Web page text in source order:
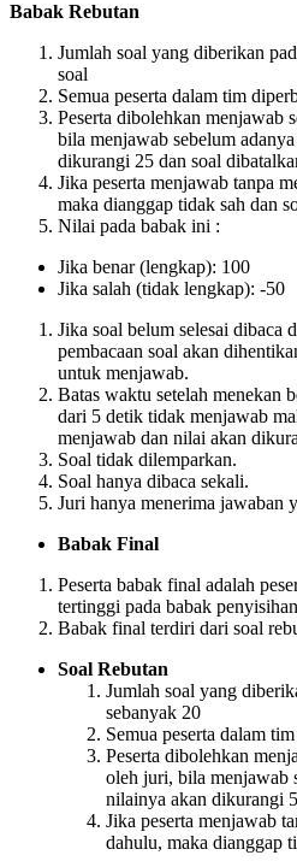
Babak Rebutan
Jumlah soal yang diberikan
soal
Semua peserta dalam tim
Peserta dibolehkan menjawab
bila menjawab sebelum
dikurangi 25 dan soal
Jika peserta menjawab tanpa
maka dianggap tidak sah dan
Nilai pada babak ini :
Jika benar (lengkap): 100
Jika salah (tidak lengkap): -50
Jika soal belum selesai dibaca
pembacaan soal akan
untuk menjawab.
Batas waktu setelah menekan
dari 5 detik tidak menjawab
menjawab dan nilai akan
Soal tidak dilemparkan.
Soal hanya dibaca sekali.
Juri hanya menerima jawaban
Babak Final
Peserta babak final adalah
tertinggi pada babak
Babak final terdiri dari soal
Soal Rebutan
Jumlah soal yang
sebanyak 20
Semua peserta dalam
Peserta dibolehkan
oleh juri, bila menjawab
nilainya akan dikurangi
Jika peserta menjawab
dahulu, maka dianggap